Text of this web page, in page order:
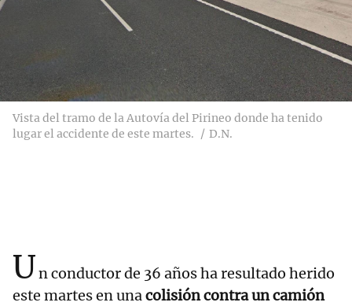
Vista del tramo de la Autovía del Pirineo donde ha tenido
lugar el accidente de este martes.
D.N.
Un conductor de 36 años ha resultado herido
este martes en unacolisión contra un camión